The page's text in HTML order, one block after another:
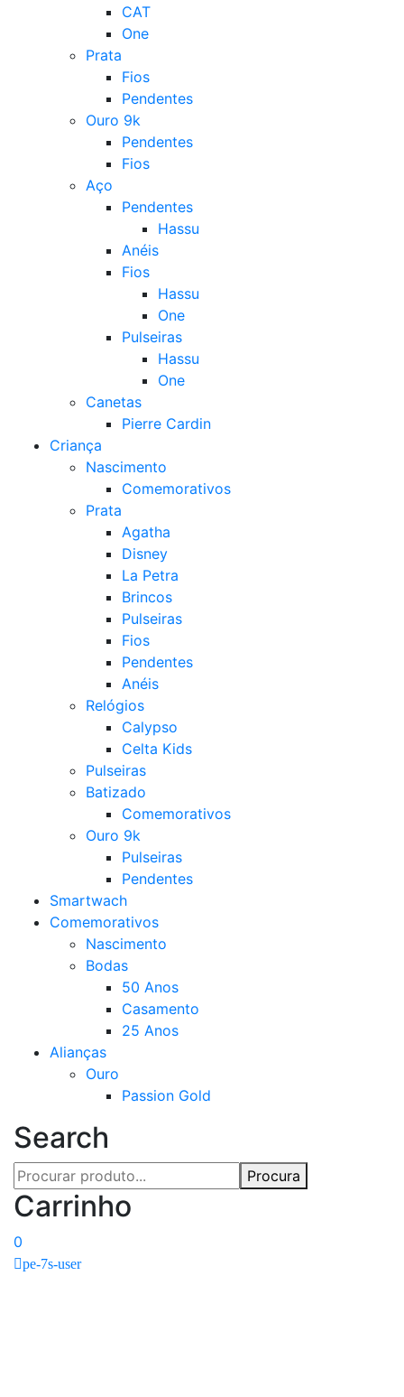
CAT
One
Prata
Fios
Pendentes
Ouro 9k
Pendentes
Fios
Aço
Pendentes
Hassu
Anéis
Fios
Hassu
One
Pulseiras
Hassu
One
Canetas
Pierre Cardin
Criança
Nascimento
Comemorativos
Prata
Agatha
Disney
La Petra
Brincos
Pulseiras
Fios
Pendentes
Anéis
Relógios
Calypso
Celta Kids
Pulseiras
Batizado
Comemorativos
Ouro 9k
Pulseiras
Pendentes
Smartwach
Comemorativos
Nascimento
Bodas
50 Anos
Casamento
25 Anos
Alianças
Ouro
Passion Gold
Search
Procura
Carrinho
0
pe-7s-user